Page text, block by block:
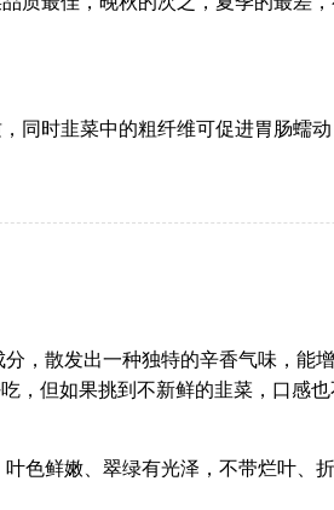
同时韭菜中的粗纤维可促进胃肠蠕动
，散发出一种独特的辛香气味，能
，但如果挑到不新鲜的韭菜，口感
色鲜嫩、翠绿有光泽，不带烂叶、